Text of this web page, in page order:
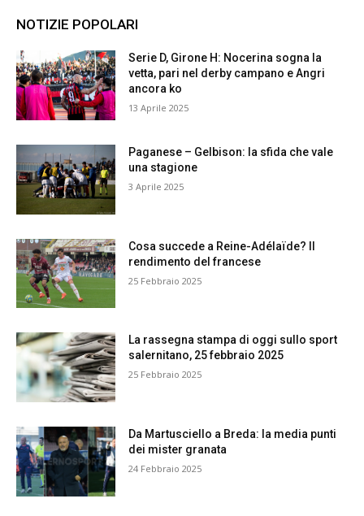
NOTIZIE POPOLARI
Serie D, Girone H: Nocerina sogna la
vetta, pari nel derby campano e Angri
ancora ko
13 Aprile 2025
Paganese – Gelbison: la sfida che vale
una stagione
3 Aprile 2025
Cosa succede a Reine-Adélaïde? Il
rendimento del francese
25 Febbraio 2025
La rassegna stampa di oggi sullo sport
salernitano, 25 febbraio 2025
25 Febbraio 2025
Da Martusciello a Breda: la media punti
dei mister granata
24 Febbraio 2025